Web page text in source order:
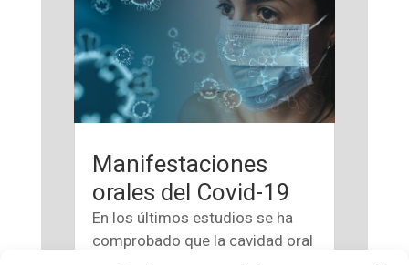
Manifestaciones
orales del Covid-19
En los últimos estudios se ha
comprobado que la cavidad oral